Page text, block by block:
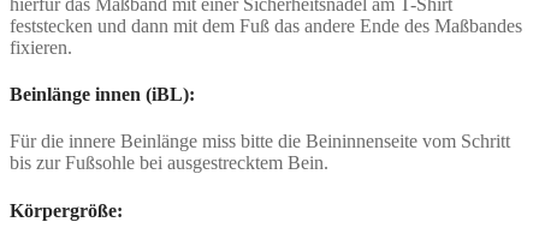
hierfür das Maßband mit einer Sicherheitsnadel am T-Shirt
feststecken und dann mit dem Fuß das andere Ende des Maßbandes
fixieren.
Beinlänge innen (iBL):
Für die innere Beinlänge miss bitte die Beininnenseite vom Schritt
bis zur Fußsohle bei ausgestrecktem Bein.
Körpergröße: